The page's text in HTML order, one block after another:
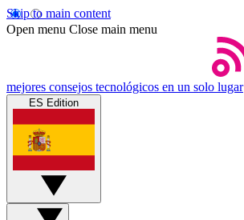
Skip to main content
Open menu Close main menu
mejores consejos tecnológicos en un solo lugar
ES Edition